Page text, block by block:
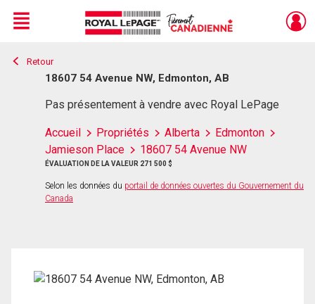
Live
En Direct
Menu
Retour
18607 54 Avenue NW, Edmonton, AB
Pas présentement à vendre avec Royal LePage
Accueil Propriétés Alberta
Edmonton
Jamieson Place
18607 54 Avenue NW
ÉVALUATION DE LA VALEUR 271 500 $
Selon les données du portail de données ouvertes du Gouvernement du
Canada